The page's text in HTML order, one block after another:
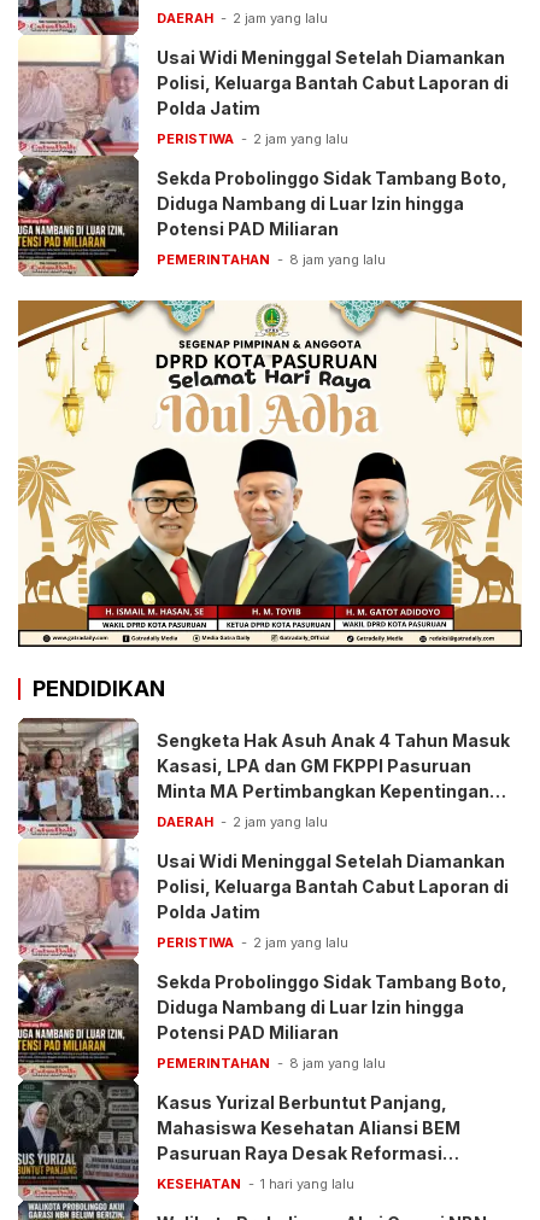
Anak
DAERAH 2 jam yang lalu
Usai Widi Meninggal Setelah Diamankan
Polisi, Keluarga Bantah Cabut Laporan di
Polda Jatim
PERISTIWA 2 jam yang lalu
Sekda Probolinggo Sidak Tambang Boto,
Diduga Nambang di Luar Izin hingga
Potensi PAD Miliaran
PEMERINTAHAN 8 jam yang lalu
PENDIDIKAN
Sengketa Hak Asuh Anak 4 Tahun Masuk
Kasasi, LPA dan GM FKPPI Pasuruan
Minta MA Pertimbangkan Kepentingan
Anak
DAERAH 2 jam yang lalu
Usai Widi Meninggal Setelah Diamankan
Polisi, Keluarga Bantah Cabut Laporan di
Polda Jatim
PERISTIWA 2 jam yang lalu
Sekda Probolinggo Sidak Tambang Boto,
Diduga Nambang di Luar Izin hingga
Potensi PAD Miliaran
PEMERINTAHAN 8 jam yang lalu
Kasus Yurizal Berbuntut Panjang,
Mahasiswa Kesehatan Aliansi BEM
Pasuruan Raya Desak Reformasi
Pelayanan BPJS
KESEHATAN 1 hari yang lalu